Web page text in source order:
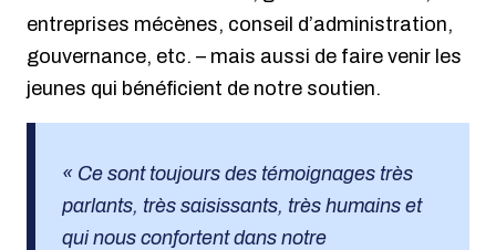
entreprises mécènes, conseil d’administration,
gouvernance, etc. – mais aussi de faire venir les
jeunes qui bénéficient de notre soutien.
« Ce sont toujours des témoignages très
parlants, très saisissants, très humains et
qui nous confortent dans notre